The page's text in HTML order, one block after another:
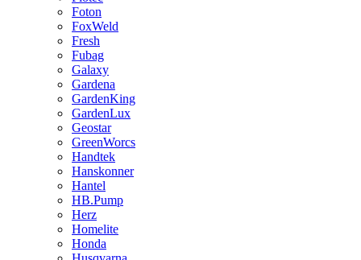
Foton
FoxWeld
Fresh
Fubag
Galaxy
Gardena
GardenKing
GardenLux
Geostar
GreenWorcs
Handtek
Hanskonner
Hantel
HB.Pump
Herz
Homelite
Honda